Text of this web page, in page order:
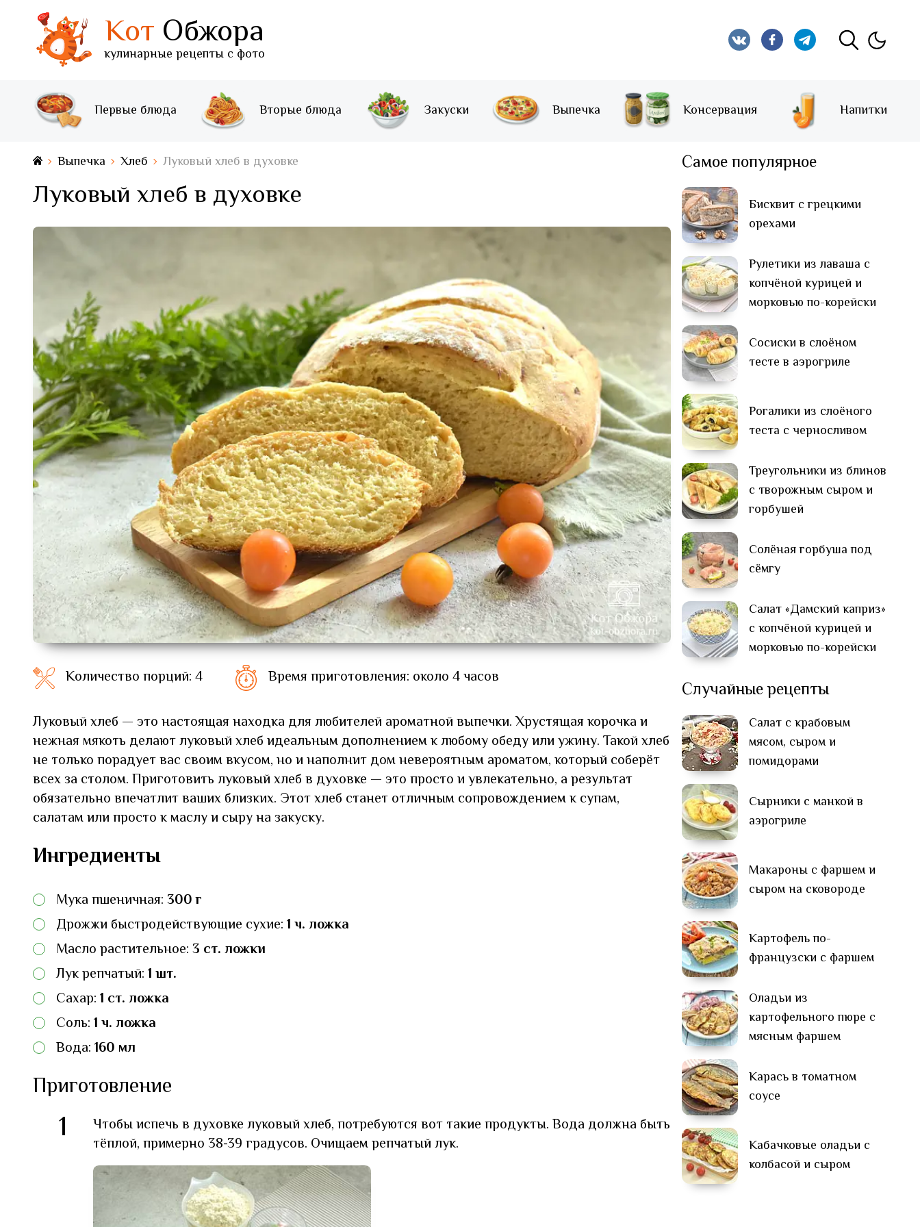
Кот Обжора
кулинарные рецепты с фото
Первые блюда Вторые блюда Закуски Выпечка Консервация Напитки
Выпечка Хлеб Луковый хлеб в духовке
Луковый хлеб в духовке
Количество порций: 4 Время приготовления: около 4 часов
Луковый хлеб — это настоящая находка для любителей ароматной выпечки. Хрустящая корочка и
нежная мякоть делают луковый хлеб идеальным дополнением к любому обеду или ужину. Такой хлеб
не только порадует вас своим вкусом, но и наполнит дом невероятным ароматом, который соберёт
всех за столом. Приготовить луковый хлеб в духовке — это просто и увлекательно, а результат
обязательно впечатлит ваших близких. Этот хлеб станет отличным сопровождением к супам,
салатам или просто к маслу и сыру на закуску.
Ингредиенты
Мука пшеничная:300 г
Дрожжи быстродействующие сухие:1 ч. ложка
Масло растительное:3 ст. ложки
Лук репчатый:1 шт.
Сахар:1 ст. ложка
Соль:1 ч. ложка
Вода:160 мл
Приготовление
1
Чтобы испечь в духовке луковый хлеб, потребуются вот такие продукты. Вода должна быть
тёплой, примерно 38-39 градусов. Очищаем репчатый лук.
Самое популярное
Бисквит с грецкими
орехами
Рулетики из лаваша с
копчёной курицей и
морковью по-корейски
Сосиски в слоёном
тесте в аэрогриле
Рогалики из слоёного
теста с черносливом
Треугольники из блинов
с творожным сыром и
горбушей
Солёная горбуша под
сёмгу
Салат «Дамский каприз»
с копчёной курицей и
морковью по-корейски
Случайные рецепты
Салат с крабовым
мясом, сыром и
помидорами
Сырники с манкой в
аэрогриле
Макароны с фаршем и
сыром на сковороде
Картофель по-
французски с фаршем
Оладьи из
картофельного пюре с
мясным фаршем
Карась в томатном
соусе
Кабачковые оладьи с
колбасой и сыром